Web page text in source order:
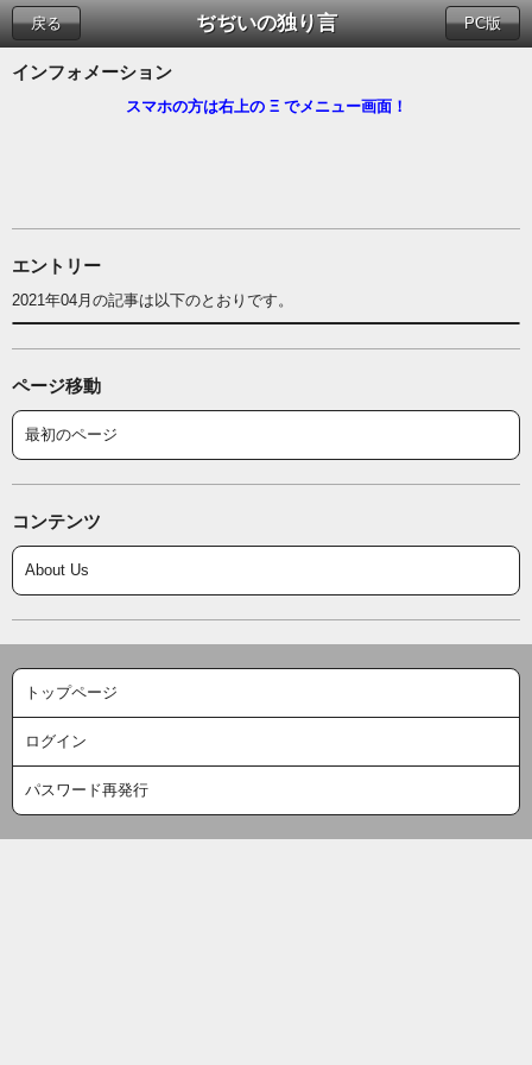
ぢぢいの独り言
戻る PC版
インフォメーション
スマホの方は右上の Ξ でメニュー画面！
エントリー
2021年04月の記事は以下のとおりです。
ページ移動
最初のページ
コンテンツ
About Us
トップページ
ログイン
パスワード再発行